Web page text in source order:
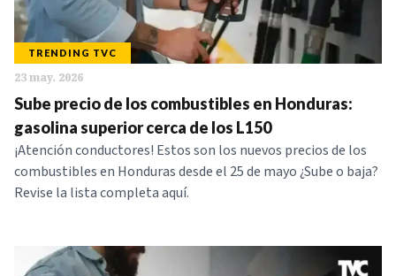
TRENDING TVC
23 may. 2026
Sube precio de los combustibles en Honduras:
gasolina superior cerca de los L150
¡Atención conductores! Estos son los nuevos precios de los
combustibles en Honduras desde el 25 de mayo ¿Sube o baja?
Revise la lista completa aquí.